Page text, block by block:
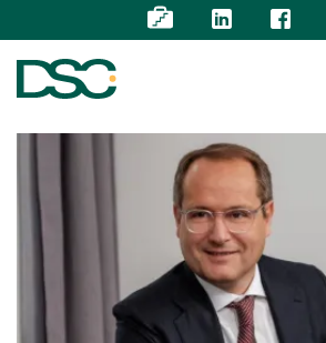
ÜBER UNS
EXPERTISE
TEAM